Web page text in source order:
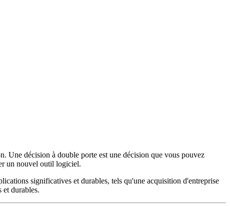
Une décision à double porte est une décision que vous pouvez
un nouvel outil logiciel.
significatives et durables, tels qu'une acquisition d'entreprise
et durables.